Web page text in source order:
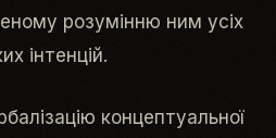
розумінню ним усіх
інтенцій.
концептуальної